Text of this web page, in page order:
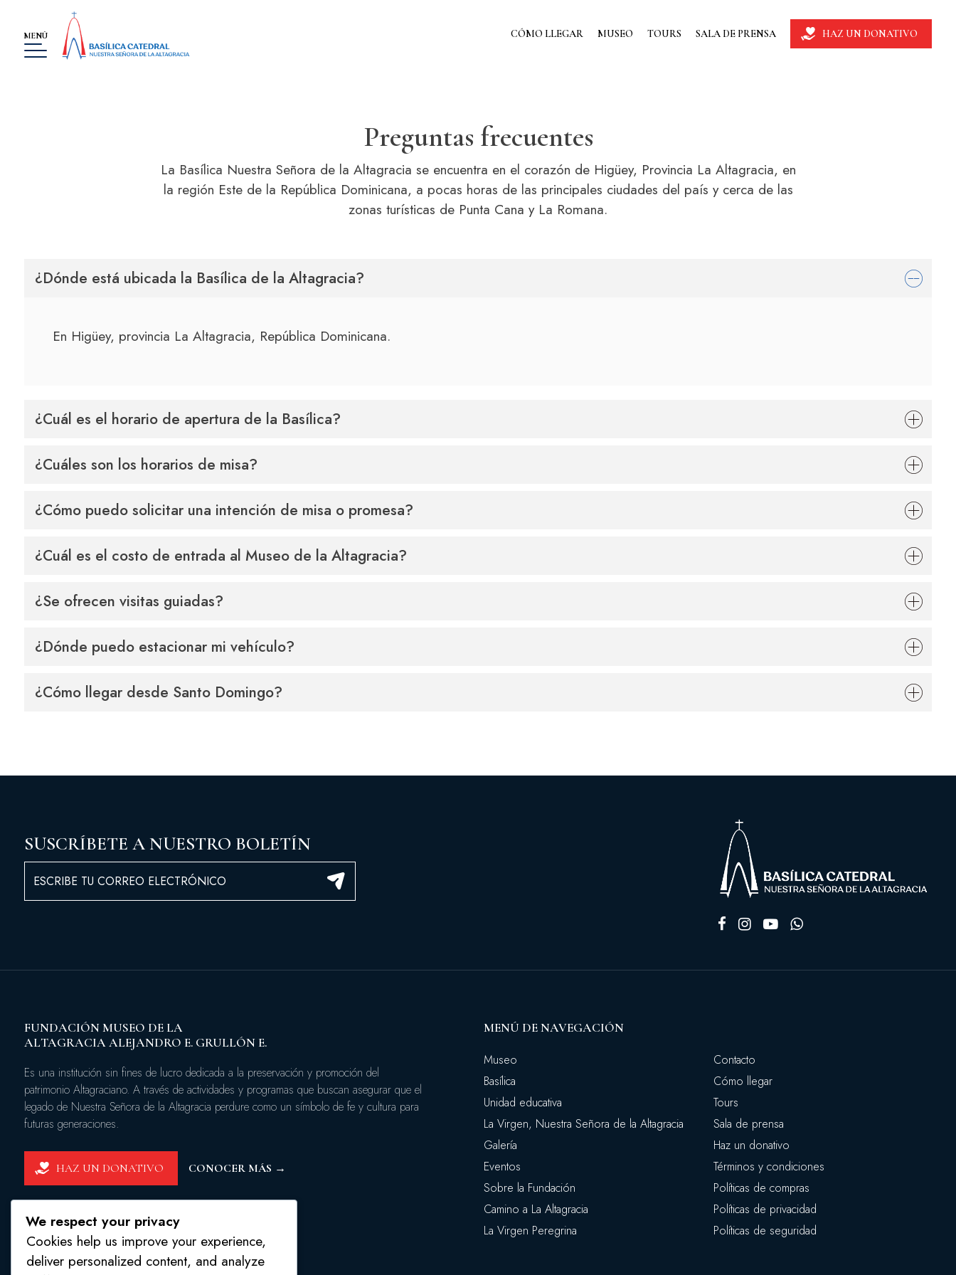
MENÚ CÓMO LLEGAR MUSEO TOURS SALA DE PRENSA HAZ UN DONATIVO
Preguntas frecuentes
La Basílica Nuestra Señora de la Altagracia se encuentra en el corazón de Higüey, Provincia La Altagracia, en
la región Este de la República Dominicana, a pocas horas de las principales ciudades del país y cerca de las
zonas turísticas de Punta Cana y La Romana.
¿Dónde está ubicada la Basílica de la Altagracia?
En Higüey, provincia La Altagracia, República Dominicana.
¿Cuál es el horario de apertura de la Basílica?
¿Cuáles son los horarios de misa?
¿Cómo puedo solicitar una intención de misa o promesa?
¿Cuál es el costo de entrada al Museo de la Altagracia?
¿Se ofrecen visitas guiadas?
¿Dónde puedo estacionar mi vehículo?
¿Cómo llegar desde Santo Domingo?
SUSCRÍBETE A NUESTRO BOLETÍN
FUNDACIÓN MUSEO DE LA
ALTAGRACIA ALEJANDRO E. GRULLÓN E.
Es una institución sin fines de lucro dedicada a la preservación y promoción del
patrimonio Altagraciano. A través de actividades y programas que buscan asegurar que el
legado de Nuestra Señora de la Altagracia perdure como un símbolo de fe y cultura para
futuras generaciones.
HAZ UN DONATIVO CONOCER MÁS →
MENÚ DE NAVEGACIÓN
Museo
Basílica
Unidad educativa
La Virgen, Nuestra Señora de la Altagracia
Galería
Eventos
Sobre la Fundación
Camino a La Altagracia
La Virgen Peregrina
Contacto
Cómo llegar
Tours
Sala de prensa
Haz un donativo
Términos y condiciones
Políticas de compras
Políticas de privacidad
Políticas de seguridad
We respect your privacy
Cookies help us improve your experience,
deliver personalized content, and analyze